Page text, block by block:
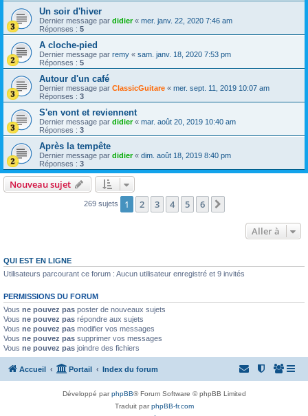
Un soir d'hiver
Dernier message par didier« mer. janv. 22, 2020 7:46 am
Réponses : 5
A cloche-pied
Dernier message par remy « sam. janv. 18, 2020 7:53 pm
Réponses : 5
Autour d'un café
Dernier message par ClassicGuitare « mer. sept. 11, 2019 10:07 am
Réponses : 3
S'en vont et reviennent
Dernier message par didier« mar. août 20, 2019 10:40 am
Réponses : 3
Après la tempête
Dernier message par didier« dim. août 18, 2019 8:40 pm
Réponses : 3
Nouveau sujet
269 sujets 1 2 3 4 5 6
Aller à
QUI EST EN LIGNE
Utilisateurs parcourant ce forum : Aucun utilisateur enregistré et 9 invités
PERMISSIONS DU FORUM
Vous ne pouvez pas poster de nouveaux sujets
Vous ne pouvez pas répondre aux sujets
Vous ne pouvez pas modifier vos messages
Vous ne pouvez pas supprimer vos messages
Vous ne pouvez pas joindre des fichiers
Accueil Portail Index du forum
Développé parphpBB® Forum Software © phpBB Limited
Traduit parphpBB-fr.com